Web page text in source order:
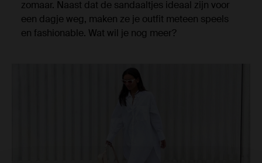
zomaar. Naast dat de sandaaltjes ideaal zijn voor
een dagje weg, maken ze je outfit meteen speels
en fashionable. Wat wil je nog meer?